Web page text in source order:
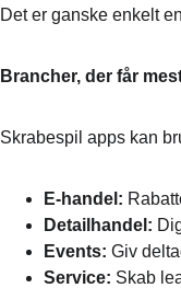
Det er ganske enkelt
Brancher, der får
Skrabespil apps kan
E-handel:
Detailhandel:
Events: Giv
Service: Skab